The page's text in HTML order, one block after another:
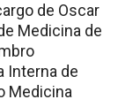
de Oscar
Medicina de
Interna de
Medicina